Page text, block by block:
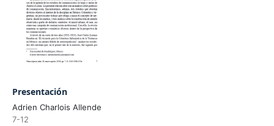
Presentación
Adrien Charlois Allende
7-12